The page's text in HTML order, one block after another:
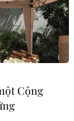
Lây, Bệnh
Hà Tĩnh
thêm 14
trong tình
vị, nôn và đi
Khoa tiếp
người
Cộng